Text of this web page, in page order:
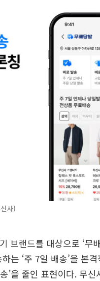
사)
브랜드를 대상으로 ‘무
는 ‘주 7일 배송’을 본
’을 줄인 표현이다. 무